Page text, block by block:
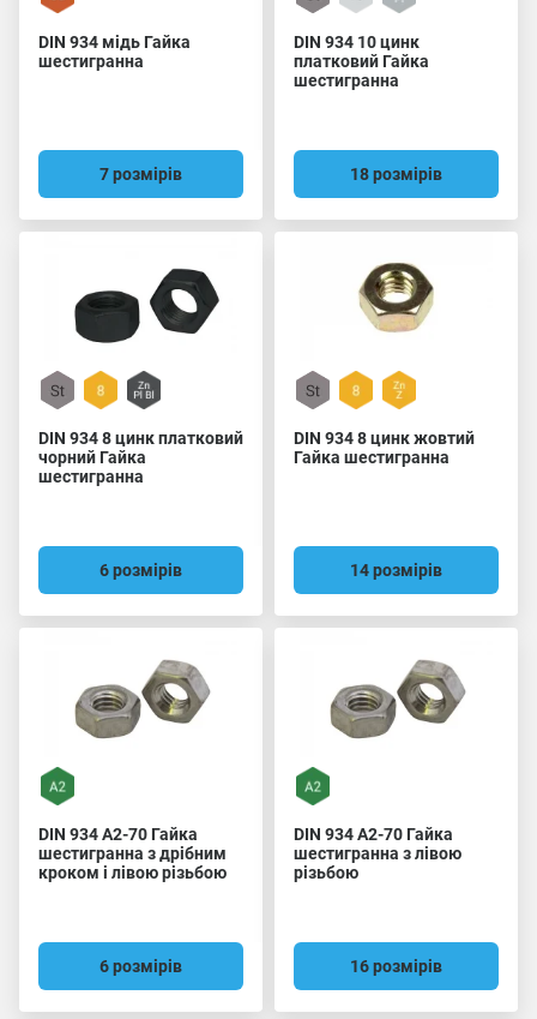
DIN 934 мідь Гайка
шестигранна
7 розмірів
DIN 934 10 цинк
платковий Гайка
шестигранна
18 розмірів
DIN 934 8 цинк платковий
чорний Гайка
шестигранна
6 розмірів
DIN 934 8 цинк жовтий
Гайка шестигранна
14 розмірів
DIN 934 A2-70 Гайка
шестигранна з дрібним
кроком і лівою різьбою
6 розмірів
DIN 934 A2-70 Гайка
шестигранна з лівою
різьбою
16 розмірів